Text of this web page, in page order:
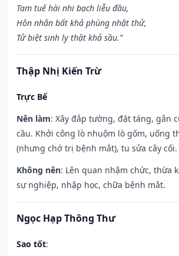
Tam tuế hài nhi bạch liễu đầu,
Hôn nhân bất khả phùng nhật thử,
Tử biệt sinh ly thật khả sầu.”
Thập Nhị Kiến Trừ
Trực Bế
Nên làm: Xây đắp tường, đặt táng, gắn
cầu. Khởi công lò nhuộm lò gốm, uống
(nhưng chớ trị bệnh mắt), tu sửa cây cối.
Không nên: Lên quan nhậm chức, thừa
sự nghiệp, nhập học, chữa bệnh mắt.
Ngọc Hạp Thông Thư
Sao tốt: